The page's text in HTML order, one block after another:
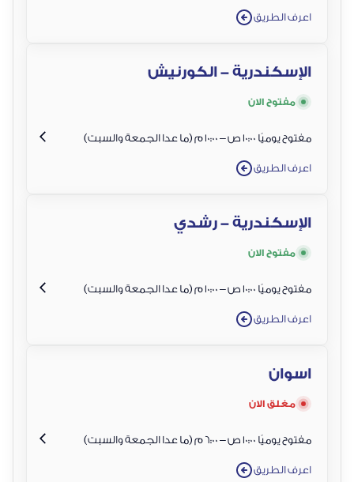
اعرف الطريق
الإسكندرية - الكورنيش
مفتوح الان
مفتوح يوميًا 10:00 ص – 10:00 م (ما عدا الجمعة والسبت)
اعرف الطريق
الإسكندرية - رشدي
مفتوح الان
مفتوح يوميًا 10:00 ص – 10:00 م (ما عدا الجمعة والسبت)
اعرف الطريق
اسوان
مغلق الان
مفتوح يوميًا 10:00 ص – 6:00 م (ما عدا الجمعة والسبت)
اعرف الطريق